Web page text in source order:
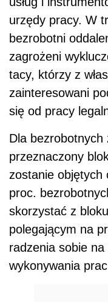
urzędy pracy. W
bezrobotni
zagrożeni
tacy, którzy z
zainteresowani
się od pracy
Dla
przeznaczony
zostanie
proc.
skorzystać z
polegającym na
radzenia sobie
wykonywania